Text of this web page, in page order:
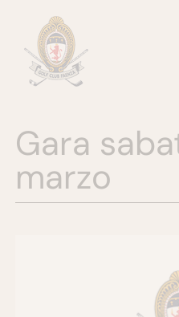
contenuto
Gara
marzo